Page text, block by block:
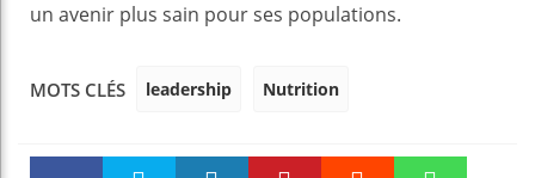
un avenir plus sain pour ses populations.
MOTS CLÉS leadership Nutrition